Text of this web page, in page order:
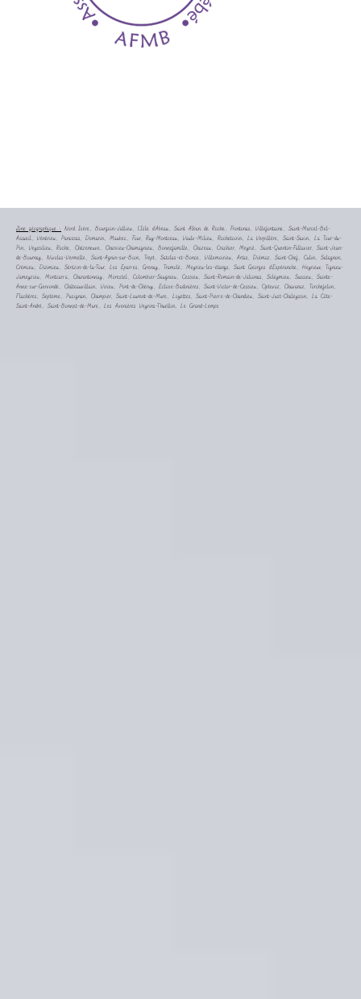
Zone géographique : Nord Isère, Bourgoin-Jallieu, l’Isle d’Abeau, Saint Alban de Roche, Frontonas, Villefontaine, Saint-Marcel-Bel-
Accueil, Vénérieu, Panossas, Domarin, Maubec, Four, Ruy-Montceau, Vaulx-Milieu, Rochetoirin, La Verpillère, Saint-Savin, La Tour-du-
Pin, Veyssilieu, Roche, Chèzeneuve, Charvieu-Chamagnieu, Bonnefamille, Chozeau, Crachier, Meyrié, Saint-Quentin-Fallavier, Saint-Jean-
de-Bournay, Nivolas-Vermelle, Saint-Agnin-sur-Bion, Trept, Satolas-et-Bonce, Villemoirieu, Artas, Diémoz, Saint-Chef, Culin, Salagnon,
Crémieu, Dizimieu, Sérézin-de-la-Tour, Les Eparres, Grenay, Tramolé, Meyrieu-les-étangs, Saint Georges d’Espéranche, Heyrieux, Tignieu-
Jameyzieu, Montcarra, Charantonnay, Morestel, Colombier-Saugnieu, Cessieu, Saint-Romain-de-Jalionas, Soleymieu, Succieu, Sainte-
Anne-sur-Gervonde, Châteauvillain, Virieu, Pont-de-Chéruy, Eclose-Badinières, Saint-Victor-de-Cessieu, Optevoz, Chavanoz, Torchefelon,
Flachères, Septème, Pusignan, Champier, Saint-Laurent-de-Mure, Loyettes, Saint-Pierre-de-Chandieu, Saint-Just-Chaleyssin, La Côte-
Saint-André, Saint-Bonnet-de-Mure, Les Avenières Veyrins-Thuellin, Le Grand-Lemps